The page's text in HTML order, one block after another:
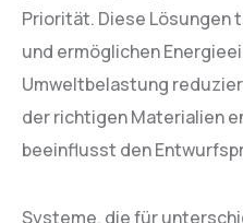
Priorität. Diese Lösungen
und ermöglichen
Umweltbelastung
der richtigen Materialien
beeinflusst den
Systeme, die für